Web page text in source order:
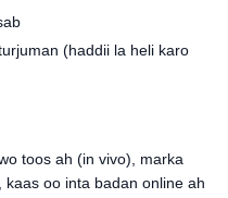
(haddii la heli karo
toos ah (in vivo), marka
oo inta badan online ah